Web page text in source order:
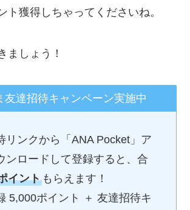
ト獲得しちゃってくださいね。
ましょう！
友達招待キャンペーン実施中
リンクから「ANA Pocket」ア
ンロードして登録すると、合
イントもらえます！
5,000ポイント ＋ 友達招待キ